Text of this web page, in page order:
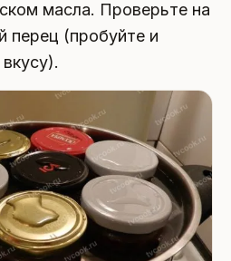
масла. Проверьте на
перец (пробуйте и